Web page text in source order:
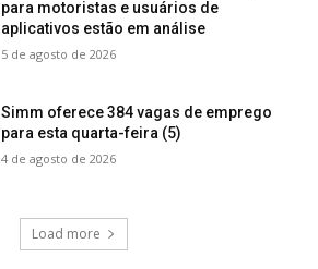
para motoristas e usuários de
aplicativos estão em análise
5 de agosto de 2026
Simm oferece 384 vagas de emprego
para esta quarta-feira (5)
4 de agosto de 2026
Load more